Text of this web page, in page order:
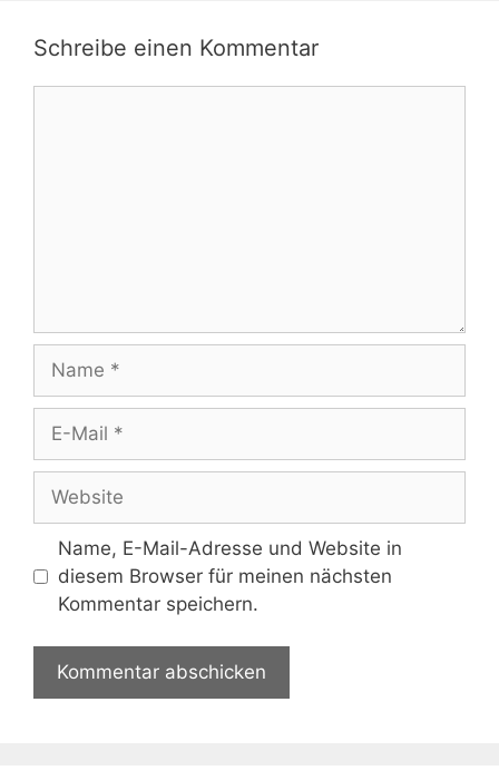
Schreibe einen Kommentar
Mail
Name, E-Mail-Adresse und Website in
diesem Browser für meinen nächsten
Kommentar speichern.